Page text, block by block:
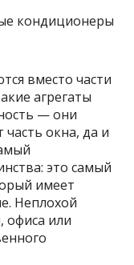
кондиционеры
вместо части
агрегаты
— они
окна, да и
это самый
имеет
Неплохой
офиса или